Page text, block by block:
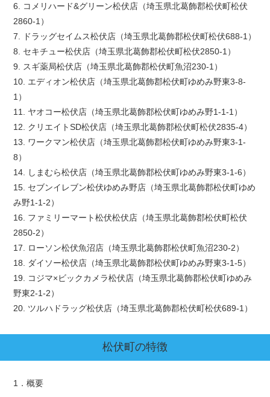
6. コメリハード&グリーン松伏店（埼玉県北葛飾郡松伏町松伏
2860-1）
7. ドラッグセイムス松伏店（埼玉県北葛飾郡松伏町松伏688-1）
8. セキチュー松伏店（埼玉県北葛飾郡松伏町松伏2850-1）
9. スギ薬局松伏店（埼玉県北葛飾郡松伏町魚沼230-1）
10. エディオン松伏店（埼玉県北葛飾郡松伏町ゆめみ野東3-8-
1）
11. ヤオコー松伏店（埼玉県北葛飾郡松伏町ゆめみ野1-1-1）
12. クリエイトSD松伏店（埼玉県北葛飾郡松伏町松伏2835-4）
13. ワークマン松伏店（埼玉県北葛飾郡松伏町ゆめみ野東3-1-
8）
14. しまむら松伏店（埼玉県北葛飾郡松伏町ゆめみ野東3-1-6）
15. セブンイレブン松伏ゆめみ野店（埼玉県北葛飾郡松伏町ゆめ
み野1-1-2）
16. ファミリーマート松伏松伏店（埼玉県北葛飾郡松伏町松伏
2850-2）
17. ローソン松伏魚沼店（埼玉県北葛飾郡松伏町魚沼230-2）
18. ダイソー松伏店（埼玉県北葛飾郡松伏町ゆめみ野東3-1-5）
19. コジマ×ビックカメラ松伏店（埼玉県北葛飾郡松伏町ゆめみ
野東2-1-2）
20. ツルハドラッグ松伏店（埼玉県北葛飾郡松伏町松伏689-1）
松伏町の特徴
1．概要